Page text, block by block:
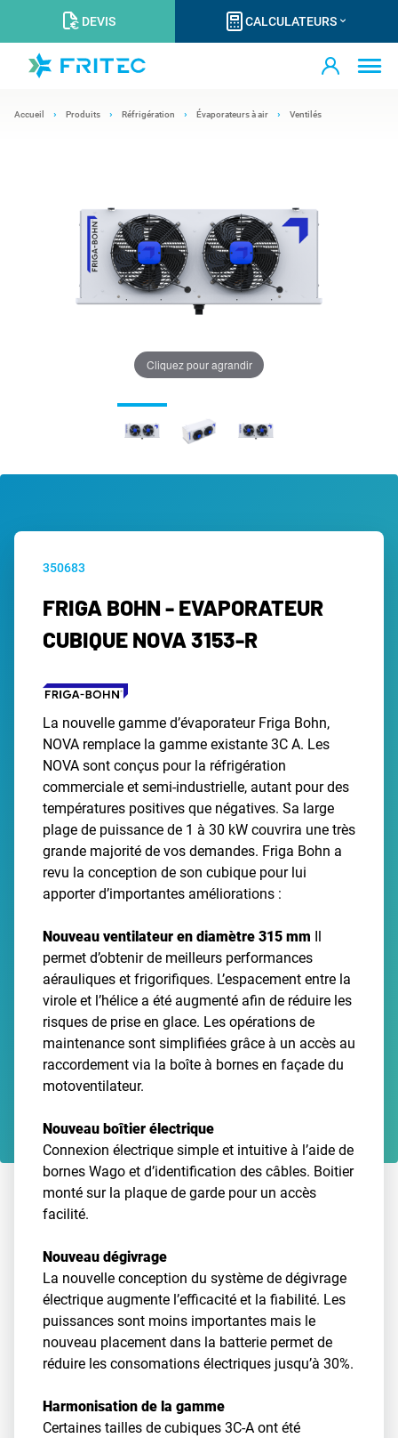
DEVIS CALCULATEURS
Accueil Produits Réfrigération Évaporateurs à air Ventilés
Cliquez pour agrandir
350683
FRIGA BOHN - EVAPORATEUR
CUBIQUE NOVA 3153-R
La nouvelle gamme d’évaporateur Friga Bohn,
NOVA remplace la gamme existante 3C A. Les
NOVA sont conçus pour la réfrigération
commerciale et semi-industrielle, autant pour des
températures positives que négatives. Sa large
plage de puissance de 1 à 30 kW couvrira une très
grande majorité de vos demandes. Friga Bohn a
revu la conception de son cubique pour lui
apporter d’importantes améliorations :
Nouveau ventilateur en diamètre 315 mm
permet d’obtenir de meilleurs performances
aérauliques et frigorifiques. L’espacement entre la
virole et l’hélice a été augmenté afin de réduire les
risques de prise en glace. Les opérations de
maintenance sont simplifiées grâce à un accès au
raccordement via la boîte à bornes en façade du
motoventilateur.
Nouveau boîtier électrique
Connexion électrique simple et intuitive à l’aide de
bornes Wago et d’identification des câbles. Boitier
monté sur la plaque de garde pour un accès
facilité.
Nouveau dégivrage
La nouvelle conception du système de dégivrage
électrique augmente l’efficacité et la fiabilité. Les
puissances sont moins importantes mais le
nouveau placement dans la batterie permet de
réduire les consomations électriques jusqu’à 30%.
Harmonisation de la gamme
Certaines tailles de cubiques 3C-A ont été